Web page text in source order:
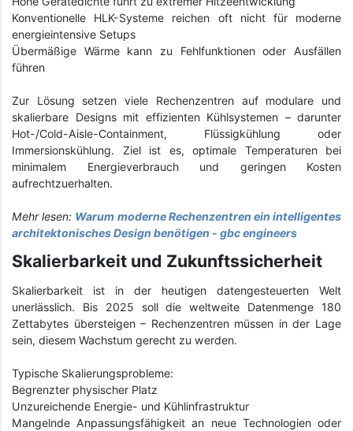
Konventionelle HLK-Systeme reichen oft nicht für moderne
energieintensive Setups
Übermäßige Wärme kann zu Fehlfunktionen oder Ausfällen
führen
Zur Lösung setzen viele Rechenzentren auf modulare und
skalierbare Designs mit effizienten Kühlsystemen – darunter
Hot-/Cold-Aisle-Containment, Flüssigkühlung oder
Immersionskühlung. Ziel ist es, optimale Temperaturen bei
minimalem Energieverbrauch und geringen Kosten
aufrechtzuerhalten.
Mehr lesen: Warum moderne Rechenzentren ein intelligentes
architektonisches Design benötigen - gbc engineers
Skalierbarkeit und Zukunftssicherheit
Skalierbarkeit ist in der heutigen datengesteuerten Welt
unerlässlich. Bis 2025 soll die weltweite Datenmenge 180
Zettabytes übersteigen – Rechenzentren müssen in der Lage
sein, diesem Wachstum gerecht zu werden.
Typische Skalierungsprobleme:
Begrenzter physischer Platz
Unzureichende Energie- und Kühlinfrastruktur
Mangelnde Anpassungsfähigkeit an neue Technologien oder